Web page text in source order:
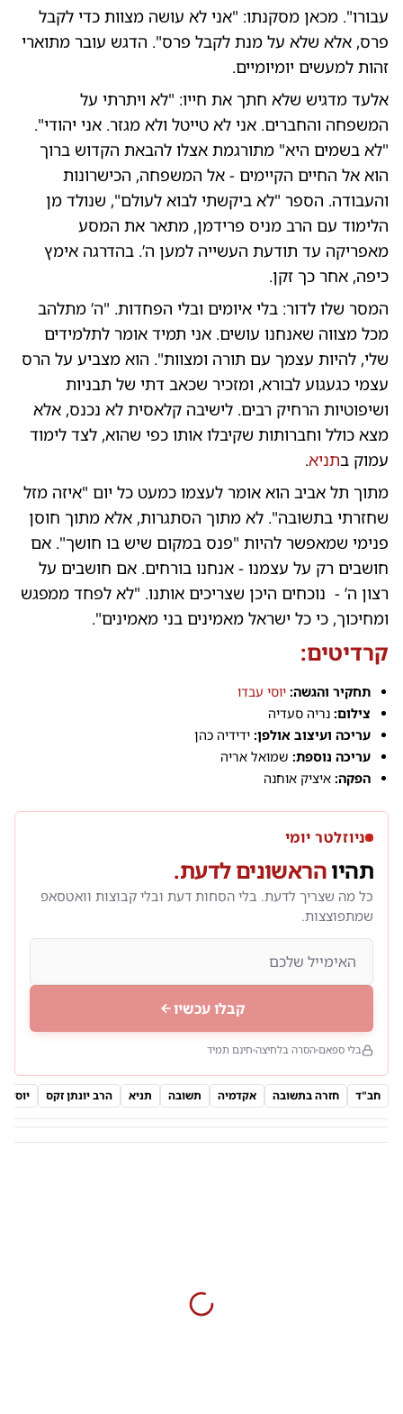
עבורו". מכאן מסקנתו: "אני לא עושה מצוות כדי לקבל
פרס, אלא שלא על מנת לקבל פרס". הדגש עובר מתוארי
זהות למעשים יומיומיים.
אלעד מדגיש שלא חתך את חייו: "לא ויתרתי על
המשפחה והחברים. אני לא טייטל ולא מגזר. אני יהודי".
"לא בשמים היא" מתורגמת אצלו להבאת הקדוש ברוך
הוא אל החיים הקיימים - אל המשפחה, הכישרונות
והעבודה. הספר "לא ביקשתי לבוא לעולם", שנולד מן
הלימוד עם הרב מניס פרידמן, מתאר את המסע
מאפריקה עד תודעת העשייה למען ה’. בהדרגה אימץ
כיפה, אחר כך זקן.
המסר שלו לדור: בלי איומים ובלי הפחדות. "ה’ מתלהב
מכל מצווה שאנחנו עושים. אני תמיד אומר לתלמידים
שלי, להיות עצמך עם תורה ומצוות". הוא מצביע על הרס
עצמי כגעגוע לבורא, ומזכיר שכאב דתי של תבניות
ושיפוטיות הרחיק רבים. לישיבה קלאסית לא נכנס, אלא
מצא כולל וחברותות שקיבלו אותו כפי שהוא, לצד לימוד
עמוק בתניא.
מתוך תל אביב הוא אומר לעצמו כמעט כל יום "איזה מזל
שחזרתי בתשובה". לא מתוך הסתגרות, אלא מתוך חוסן
פנימי שמאפשר להיות "פנס במקום שיש בו חושך". אם
חושבים רק על עצמנו - אנחנו בורחים. אם חושבים על
רצון ה’ - נוכחים היכן שצריכים אותנו. "לא לפחד ממפגש
ומחיכוך, כי כל ישראל מאמינים בני מאמינים".
קרדיטים:
תחקיר והגשה: יוסי עבדו
צילום: נריה סעדיה
עריכה ועיצוב אולפן: ידידיה כהן
עריכה נוספת: שמואל אריה
הפקה: איציק אוחנה
ניוזלטר יומי
תהיוהראשונים לדעת.
כל מה שצריך לדעת. בלי הסחות דעת ובלי קבוצות וואטסאפ
שמתפוצצות.
קבלו עכשיו
בלי ספאם הסרה בלחיצה חינם תמיד
חב"ד חזרה בתשובה אקדמיה תשובה תניא הרב יונתן זקס יוסי